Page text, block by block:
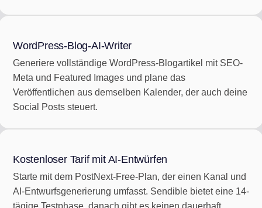
WordPress-Blog-AI-Writer
Generiere vollständige WordPress-Blogartikel mit SEO-
Meta und Featured Images und plane das
Veröffentlichen aus demselben Kalender, der auch deine
Social Posts steuert.
Kostenloser Tarif mit AI-Entwürfen
Starte mit dem PostNext-Free-Plan, der einen Kanal und
AI-Entwurfsgenerierung umfasst. Sendible bietet eine 14-
tägige Testphase, danach gibt es keinen dauerhaft